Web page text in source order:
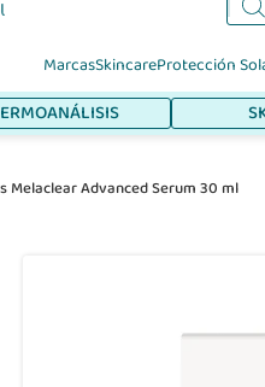
MarcasSkincareProtección
Melaclear Advanced Serum 30 ml